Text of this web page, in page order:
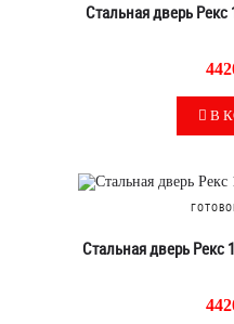
Стальная дверь
В
Стальная дверь